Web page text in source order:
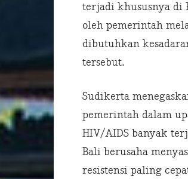
terjadi khususnya di
oleh pemerintah
dibutuhkan
tersebut.
Sudikerta
pemerintah dalam
HIV/AIDS banyak
Bali berusaha
resistensi paling